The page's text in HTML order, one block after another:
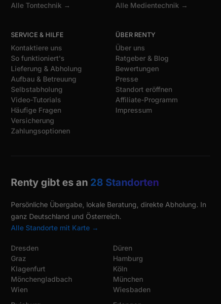
Alle Tontechnik →
Alle Medientechnik →
SERVICE & HILFE
Kontaktiere uns
So funktioniert's
Lieferung & Abholung
Aufbau & Betreuung
Selbstabholung
Video-Tutorials
Häufige Fragen
Versicherung
Zahlungsoptionen
ÜBER RENTY
Über uns
Ratgeber & Blog
Bewertungen
Presse
Standort eröffnen
Affiliate-Programm
Impressum
Renty gibt es an 28 Standorten
Persönliche Übergabe, lokale Beratung, direkte Abholung. In
ganz Deutschland und Österreich.
Alle Standorte mit Karte →
Dresden
Graz
Klagenfurt
Mönchengladbach
Wien
Düren
Hamburg
Köln
München
Wiesbaden